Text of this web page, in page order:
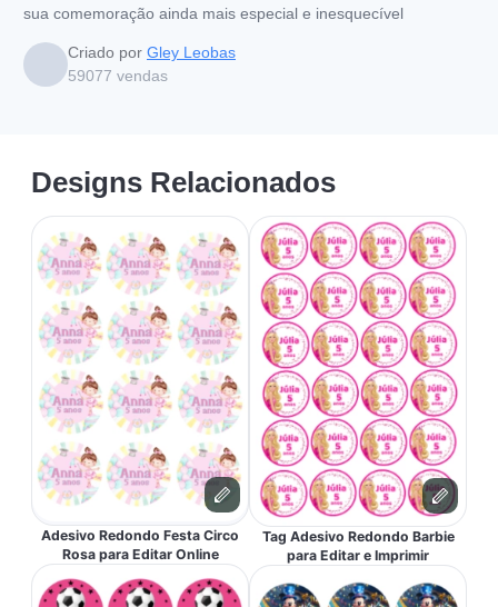
sua comemoração ainda mais especial e inesquecível
Criado por Gley Leobas
59077 vendas
Designs Relacionados
Adesivo Redondo Festa Circo
Rosa para Editar Online
Tag Adesivo Redondo Barbie
para Editar e Imprimir